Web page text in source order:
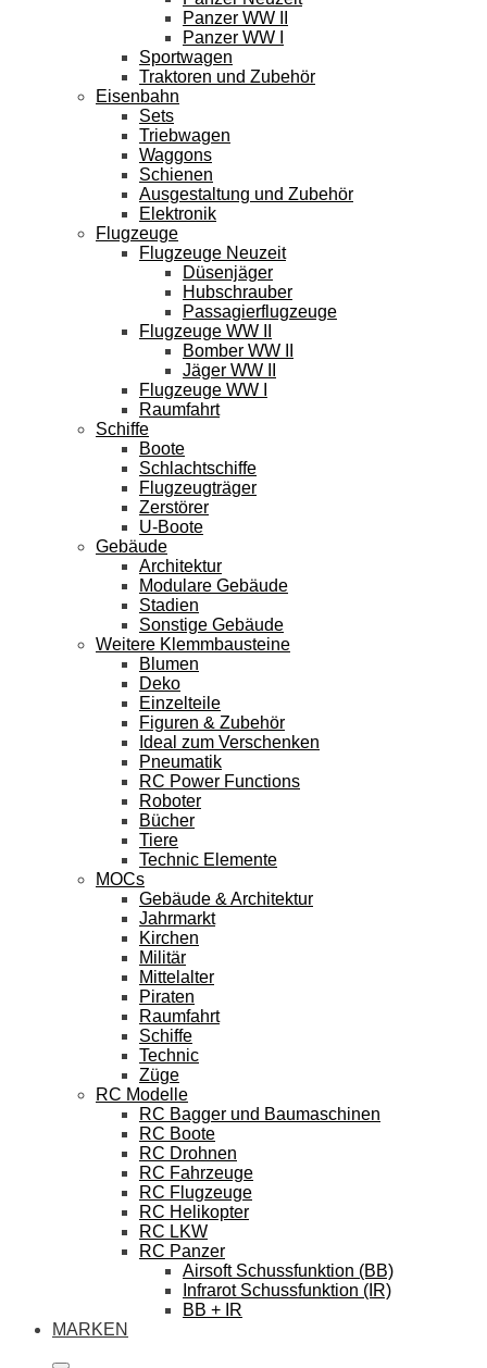
Panzer WW II
Panzer WW I
Sportwagen
Traktoren und Zubehör
Eisenbahn
Sets
Triebwagen
Waggons
Schienen
Ausgestaltung und Zubehör
Elektronik
Flugzeuge
Flugzeuge Neuzeit
Düsenjäger
Hubschrauber
Passagierflugzeuge
Flugzeuge WW II
Bomber WW II
Jäger WW II
Flugzeuge WW I
Raumfahrt
Schiffe
Boote
Schlachtschiffe
Flugzeugträger
Zerstörer
U-Boote
Gebäude
Architektur
Modulare Gebäude
Stadien
Sonstige Gebäude
Weitere Klemmbausteine
Blumen
Deko
Einzelteile
Figuren & Zubehör
Ideal zum Verschenken
Pneumatik
RC Power Functions
Roboter
Bücher
Tiere
Technic Elemente
MOCs
Gebäude & Architektur
Jahrmarkt
Kirchen
Militär
Mittelalter
Piraten
Raumfahrt
Schiffe
Technic
Züge
RC Modelle
RC Bagger und Baumaschinen
RC Boote
RC Drohnen
RC Fahrzeuge
RC Flugzeuge
RC Helikopter
RC LKW
RC Panzer
Airsoft Schussfunktion (BB)
Infrarot Schussfunktion (IR)
BB + IR
MARKEN